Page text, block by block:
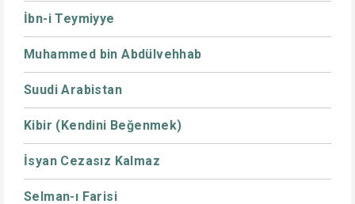
İbn-i Teymiyye
Muhammed bin Abdülvehhab
Suudi Arabistan
Kibir (Kendini Beğenmek)
İsyan Cezasız Kalmaz
Selman-ı Farisi